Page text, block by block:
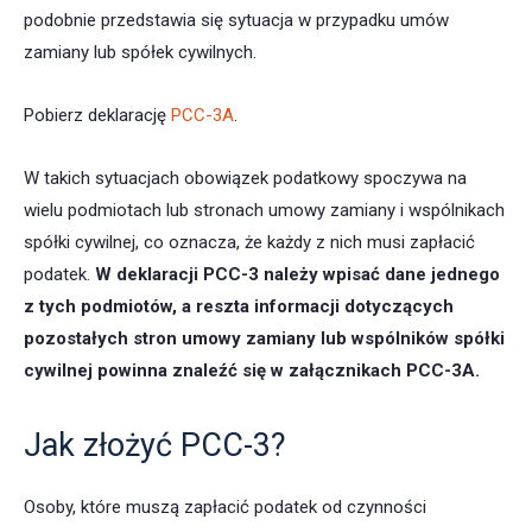
podobnie przedstawia się sytuacja w przypadku umów
zamiany lub spółek cywilnych.
Pobierz deklarację PCC-3A.
W takich sytuacjach obowiązek podatkowy spoczywa na
wielu podmiotach lub stronach umowy zamiany i wspólnikach
spółki cywilnej, co oznacza, że każdy z nich musi zapłacić
podatek. W deklaracji PCC-3 należy wpisać dane jednego
z tych podmiotów, a reszta informacji dotyczących
pozostałych stron umowy zamiany lub wspólników spółki
cywilnej powinna znaleźć się w załącznikach PCC-3A.
Jak złożyć PCC-3?
Osoby, które muszą zapłacić podatek od czynności